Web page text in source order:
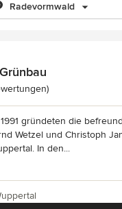
Radevormwald
5 von 5 Sternen
1991 gründeten die
Wetzel und Christoph
In den...